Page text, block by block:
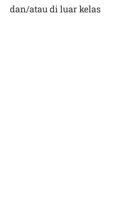
dan/atau di luar kelas